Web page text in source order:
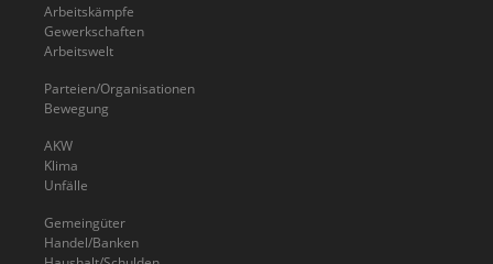
Arbeitskämpfe
Gewerkschaften
Arbeitswelt
Parteien/Organisationen
Bewegung
AKW
Klima
Unfälle
Gemeingüter
Handel/Banken